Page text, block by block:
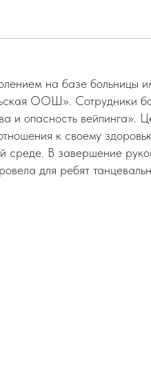
на базе больницы
ООШ». Сотрудники
и опасность вейпинга».
к своему
среде. В завершение
для ребят